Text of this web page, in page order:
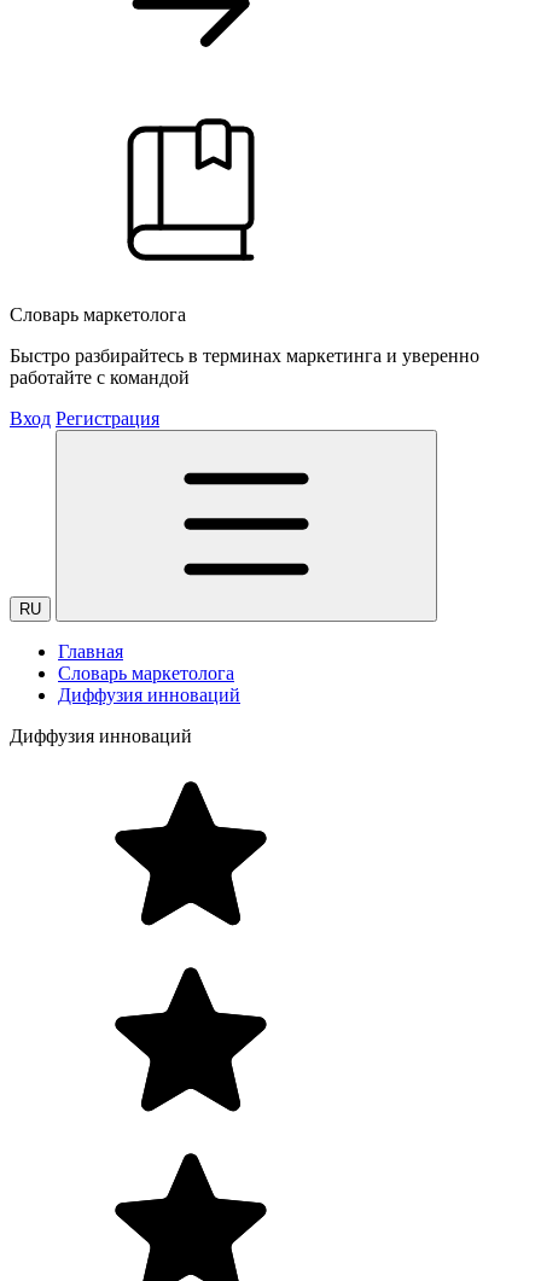
Словарь маркетолога
Быстро разбирайтесь в терминах маркетинга и уверенно
работайте с командой
Вход Регистрация
RU
Главная
Словарь маркетолога
Диффузия инноваций
Диффузия инноваций